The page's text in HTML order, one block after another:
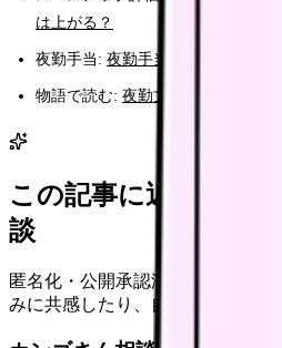
は上がる？
夜勤手当: 夜勤手当は2026年に上が
物語で読む: 夜勤文庫 第3話「給与
この記事に近い看護
談
匿名化・公開承認済みの本音だ
みに共感したり、自分の状況を投